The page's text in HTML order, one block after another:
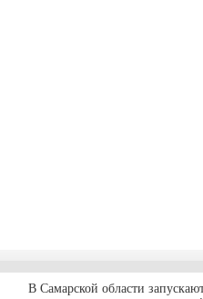
В Самарской области